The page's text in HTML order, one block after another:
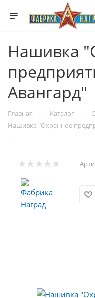
Нашивка
Авангард"
Главная — Каталог —
Нашивка "Охранное